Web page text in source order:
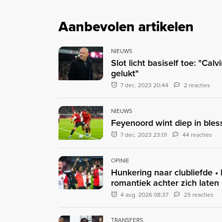
Aanbevolen artikelen
NIEUWS
Slot licht basiself toe:
gelukt"
7 dec. 2023 20:44 2 reacties
NIEUWS
Feyenoord wint diep in
7 dec. 2023 23:01 44 reacties
OPINIE
Hunkering naar clubliefde
romantiek achter zich laten
4 aug. 2026 08:37 25 reacties
TRANSFERS